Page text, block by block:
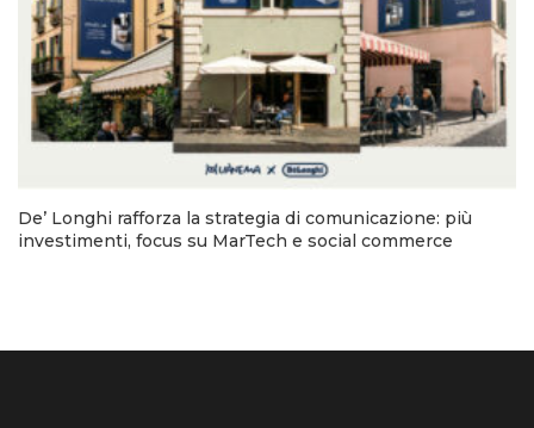
De’ Longhi rafforza la strategia di comunicazione: più
investimenti, focus su MarTech e social commerce